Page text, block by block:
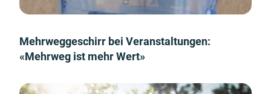
Mehrweggeschirr bei Veranstaltungen:
«Mehrweg ist mehr Wert»